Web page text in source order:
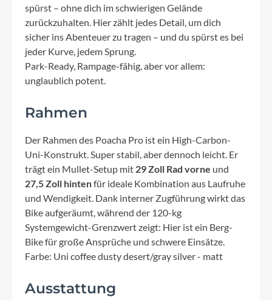
spürst – ohne dich im schwierigen Gelände
zurückzuhalten. Hier zählt jedes Detail, um dich
sicher ins Abenteuer zu tragen – und du spürst es bei
jeder Kurve, jedem Sprung.
Park-Ready, Rampage-fähig, aber vor allem:
unglaublich potent.
Rahmen
Der Rahmen des Poacha Pro ist ein High-Carbon-
Uni-Konstrukt. Super stabil, aber dennoch leicht. Er
trägt ein Mullet-Setup mit 29 Zoll Rad vorne und
27,5 Zoll hintenfür ideale Kombination aus Laufruhe
und Wendigkeit. Dank interner Zugführung wirkt das
Bike aufgeräumt, während der 120-kg
Systemgewicht-Grenzwert zeigt: Hier ist ein Berg-
Bike für große Ansprüche und schwere Einsätze.
Farbe: Uni coffee dusty desert/gray silver - matt
Ausstattung